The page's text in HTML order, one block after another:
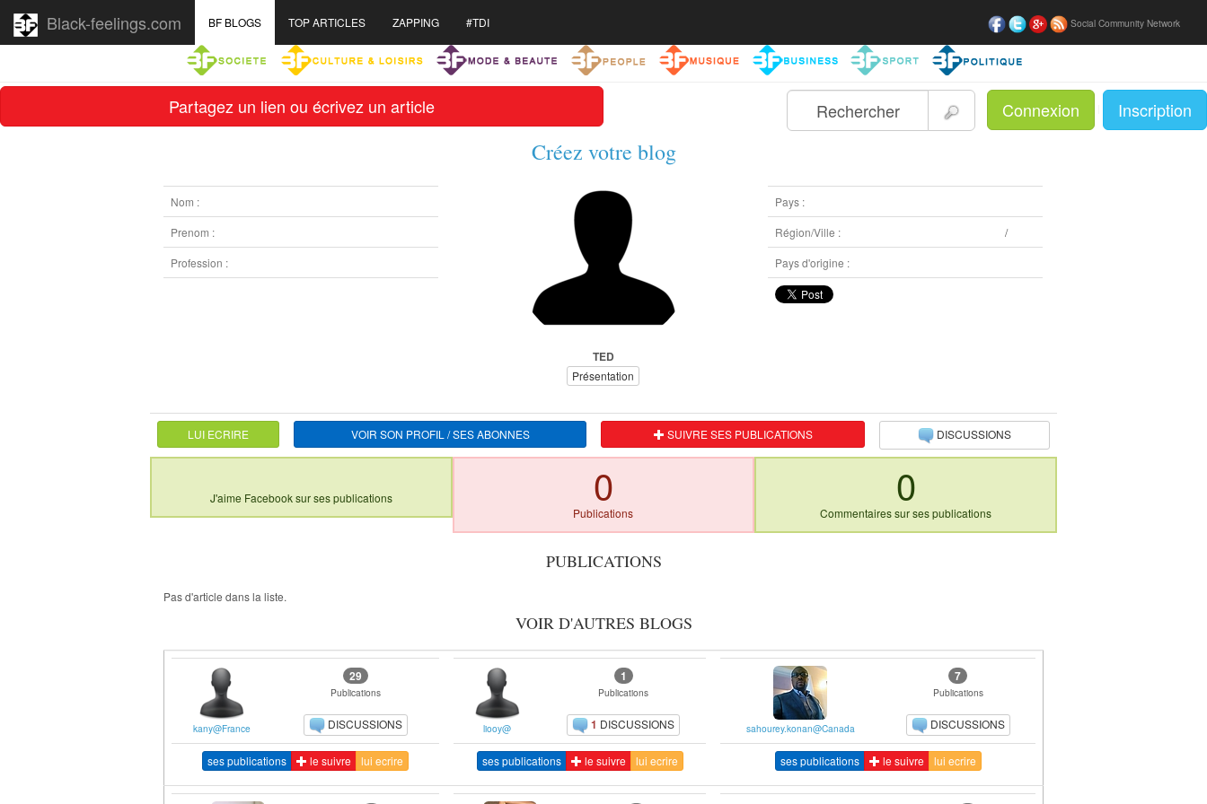
Partagez un lien ou écrivez un article Connexion Inscription
Black-feelings.com Social Community Network
BF BLOGS TOP ARTICLES ZAPPING #TDI
Créez votre blog
Nom :
Prenom :
Profession :
TED
Présentation
Pays :
Région/Ville :
/
Pays d'origine :
LUI ECRIRE VOIR SON PROFIL / SES ABONNES SUIVRE SES PUBLICATIONS DISCUSSIONS
J'aime Facebook sur ses publications 0
Publications
0
Commentaires sur ses publications
PUBLICATIONS
Pas d'article dans la liste.
VOIR D'AUTRES BLOGS
kany@France
29
Publications
DISCUSSIONS
ses publications le suivre lui ecrire
liooy@
1
Publications
1 DISCUSSIONS
ses publications le suivre lui ecrire
sahourey.konan@Canada
7
Publications
DISCUSSIONS
ses publications le suivre lui ecrire